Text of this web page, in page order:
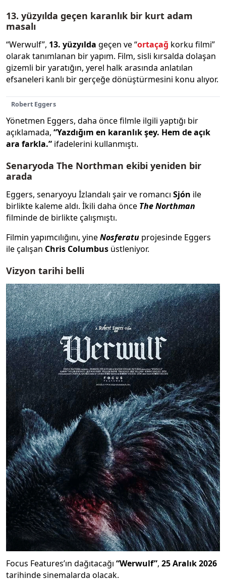
13. yüzyılda geçen karanlık bir kurt adam
masalı
“Werwulf”, 13. yüzyılda geçen ve “ortaçağ korku filmi”
olarak tanımlanan bir yapım. Film, sisli kırsalda dolaşan
gizemli bir yaratığın, yerel halk arasında anlatılan
efsaneleri kanlı bir gerçeğe dönüştürmesini konu alıyor.
Robert Eggers
Yönetmen Eggers, daha önce filmle ilgili yaptığı bir
açıklamada, “Yazdığım en karanlık şey. Hem de açık
ara farkla.” ifadelerini kullanmıştı.
Senaryoda The Northman ekibi yeniden bir
arada
Eggers, senaryoyu İzlandalı şair ve romancı Sjón ile
birlikte kaleme aldı. İkili daha önce The Northman
filminde de birlikte çalışmıştı.
Filmin yapımcılığını, yineNosferatu projesinde Eggers
ile çalışan Chris Columbus üstleniyor.
Vizyon tarihi belli
Focus Features’ın dağıtacağı “Werwulf”, 25 Aralık 2026
tarihinde sinemalarda olacak.